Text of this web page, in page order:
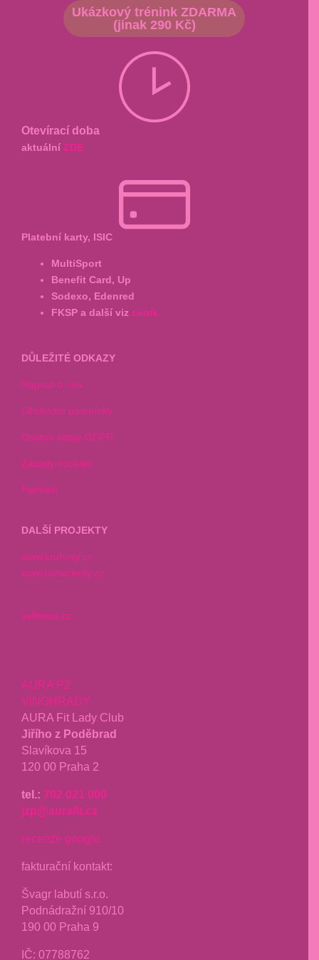
Ukázkový trénink ZDARMA
(jinak 290 Kč)
Otevírací doba
aktuální ZDE
Platební karty, ISIC
MultiSport
Benefit Card, Up
Sodexo, Edenred
FKSP a další viz ceník
DŮLEŽITÉ ODKAZY
Napsali o nás
Obchodní podmínky
Osobní údaje GDPR
Zásady cookies
Partneři
DALŠÍ PROJEKTY
www.kruhovy.cz
www.betterbelly.cz
selfness.cz
AURA P2
VINOHRADY
AURA Fit Lady Club
Jiřího z Poděbrad
Slavíkova 15
120 00 Praha 2
tel.: 702 021 000
jzp@aurafit.cz
recenze google
fakturační kontakt:
Švagr labutí s.r.o.
Podnádražní 910/10
190 00 Praha 9
IČ: 07788762